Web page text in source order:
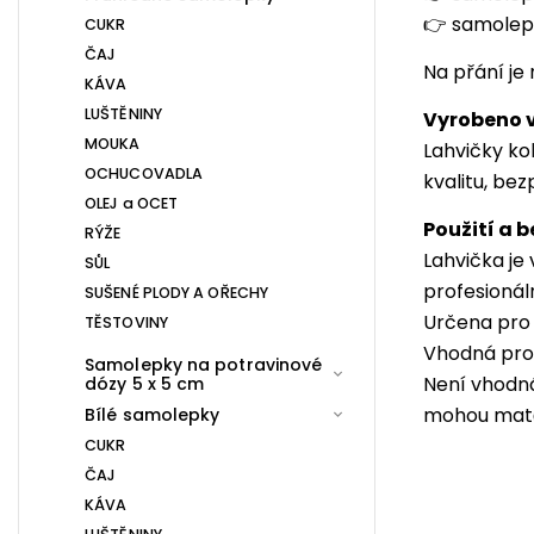
CUKR
ČAJ
KÁVA
LUŠTĚNINY
MOUKA
OCHUCOVADLA
OLEJ a OCET
RÝŽE
SŮL
SUŠENÉ PLODY A OŘECHY
TĚSTOVINY
Samolepky na potravinové
dózy 5 x 5 cm
Bílé samolepky
CUKR
ČAJ
KÁVA
👉
Na přání je
Vyrobeno
Lahvičky
kvalitu,
Použití a
Lahvička je
Určena
Vhodná
Není
mohou